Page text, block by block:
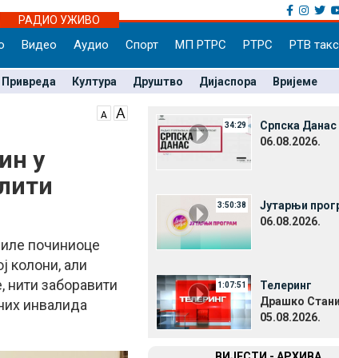
РАДИО УЖИВО
Видео Аудио Спорт МП РТРС РТРС РТВ
Привреда Култура Друштво Дијаспора Вријеме
у
починиоце
колони, али
нити заборавити
инвалида
34:29
Српска Данас
06.08.2026.
3:50:38
Јутарњи
06.08.2026.
1:07:51
Телеринг
Драшко
05.08.2026.